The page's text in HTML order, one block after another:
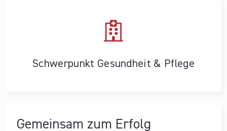
Schwerpunkt Gesundheit & Pflege
Gemeinsam zum Erfolg